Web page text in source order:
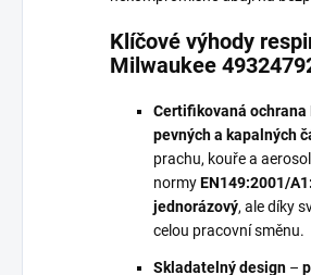
Klíčové výhody
Milwaukee
Certifikovaná ochrana
pevných a kapalných
prachu, kouře a
normyEN149:2001/
jednorázový, ale díky
celou pracovní směnu.
Skladatelný design –